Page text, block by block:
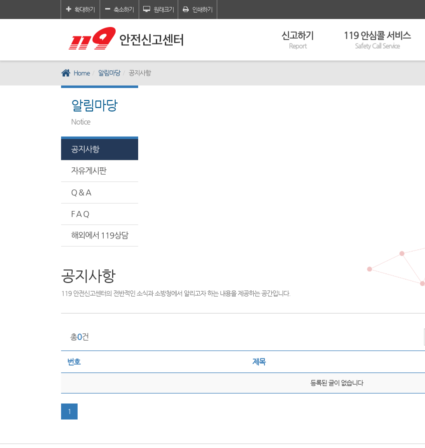
확대하기 축소하기 원래크기 인쇄하기
신고하기
Report
119 안심콜 서비스
Safety Call Service
Home 알림마당 공지사항
알림마당
Notice
공지사항
자유게시판
Q & A
F A Q
해외에서 119상담
공지사항
119 안전신고센터의 전반적인 소식과 소방청에서 알리고자 하는 내용을 제공하는 공간입니다.
총0건
번호 제목
등록된 글이 없습니다
1